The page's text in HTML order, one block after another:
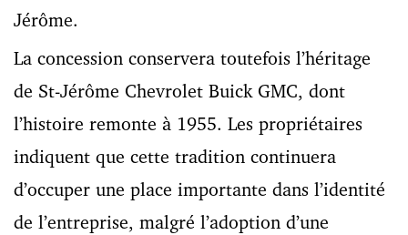
Jérôme.
La concession conservera toutefois l’héritage
de St-Jérôme Chevrolet Buick GMC, dont
l’histoire remonte à 1955. Les propriétaires
indiquent que cette tradition continuera
d’occuper une place importante dans l’identité
de l’entreprise, malgré l’adoption d’une